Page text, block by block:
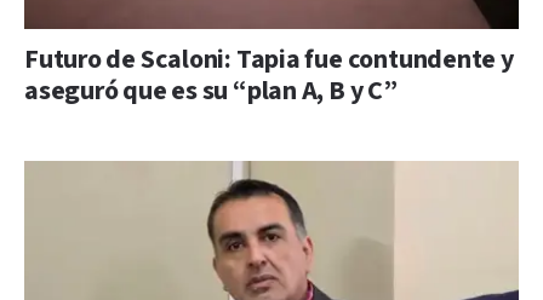
Futuro de Scaloni: Tapia fue contundente y
aseguró que es su “plan A, B y C”